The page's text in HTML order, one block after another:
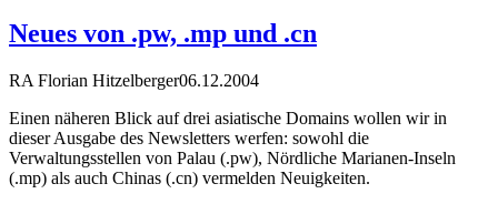
Neues von .pw, .mp und .cn
RA Florian Hitzelberger06.12.2004
Einen näheren Blick auf drei asiatische Domains wollen wir in
dieser Ausgabe des Newsletters werfen: sowohl die
Verwaltungsstellen von Palau (.pw), Nördliche Marianen-Inseln
(.mp) als auch Chinas (.cn) vermelden Neuigkeiten.